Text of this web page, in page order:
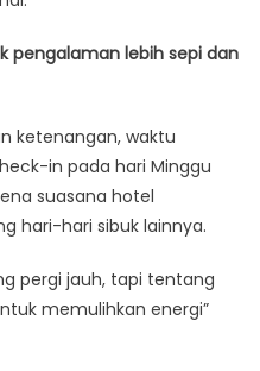
pengalaman lebih sepi dan
ketenangan, waktu
in pada hari Minggu
suasana hotel
hari-hari sibuk lainnya.
pergi jauh, tapi tentang
memulihkan energi”